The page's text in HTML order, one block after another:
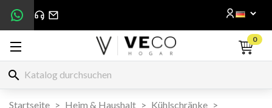
0
search
Startseite Heim & Haushalt
Kühlschränke